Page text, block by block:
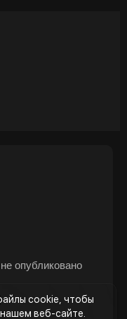
cookie, чтобы
веб-сайте.
опубликовано